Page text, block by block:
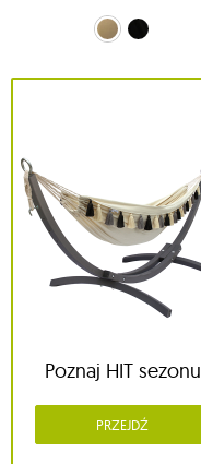
beżowy (6-beige)
czarny (9)
Poznaj HIT sezonu
PRZEJDŹ